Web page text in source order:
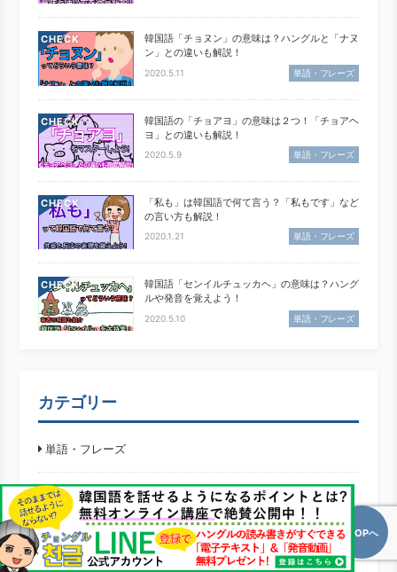
CHECK
韓国語「チョヌン」の意味は？ハングルと「ナヌ
ン」との違いも解説！
2020.5.11 単語・フレーズ
CHECK
韓国語の「チョアヨ」の意味は２つ！「チョアヘ
ヨ」との違いも解説！
2020.5.9 単語・フレーズ
CHECK
「私も」は韓国語で何て言う？「私もです」など
の言い方も解説！
2020.1.21 単語・フレーズ
CHECK
韓国語「センイルチュッカヘ」の意味は？ハング
ルや発音を覚えよう！
2020.5.10 単語・フレーズ
カテゴリー
単語・フレーズ
基礎・文法
品詞
数字
TOPへ